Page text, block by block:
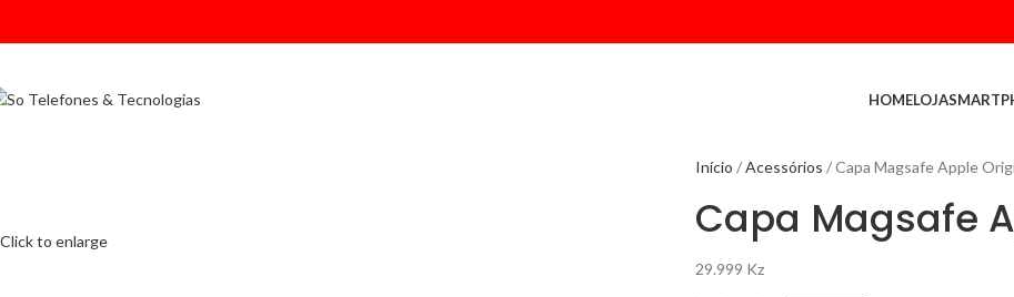
HOMELOJA
Click to enlarge
Início Acessórios Capa Magsafe Apple
Capa Magsafe
29.999 Kz